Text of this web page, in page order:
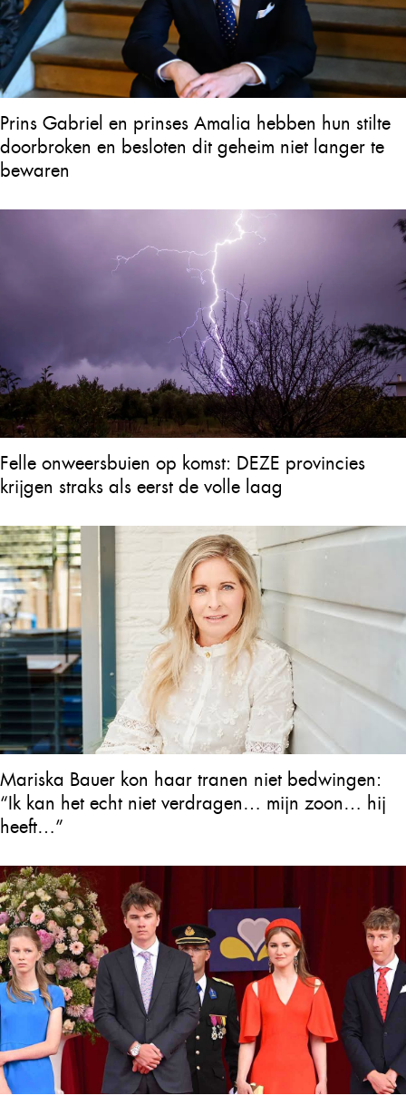
Prins Gabriel en prinses Amalia hebben hun stilte
doorbroken en besloten dit geheim niet langer te
bewaren
Felle onweersbuien op komst: DEZE provincies
krijgen straks als eerst de volle laag
Mariska Bauer kon haar tranen niet bedwingen:
“Ik kan het echt niet verdragen… mijn zoon… hij
heeft…”